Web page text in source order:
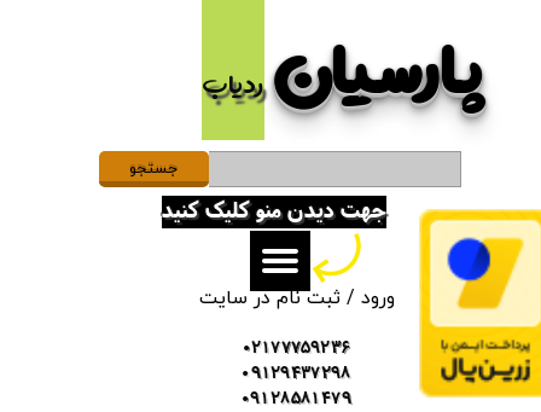
پارسیان​​​​​​​ردیاب
ورود /ثبت نام در سایت
حساب کاربری من
تغییر گذر واژه
سفارشات
خروج از حساب کاربری
02177759236
09129437298
09128581479
جهت دیدن منو کلیک کنید
جستجو